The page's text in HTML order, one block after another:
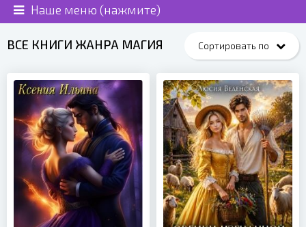
Наше меню (нажмите)
ВСЕ КНИГИ ЖАНРА МАГИЯ